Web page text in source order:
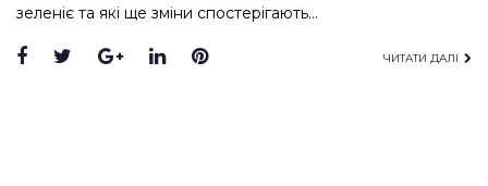
зеленіє та які ще зміни спостерігають…
Facebook
TwitterGoogle+
LinkedInPinterest ЧИТАТИ ДАЛІ